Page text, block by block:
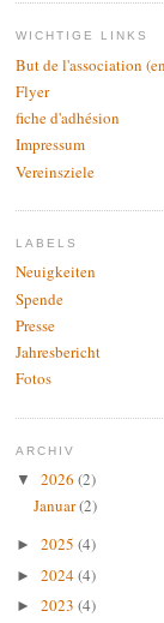
WICHTIGE LINKS
But de l'association
Flyer
fiche d'adhésion
Impressum
Vereinsziele
LABELS
Neuigkeiten
Spende
Presse
Jahresbericht
Fotos
ARCHIV
▼ 2026 (2)
Januar(2)
► 2025 (4)
► 2024(4)
► 2023 (4)